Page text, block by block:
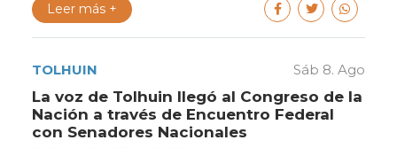
Leer más +
TOLHUIN Sáb 8. Ago
La voz de Tolhuin llegó al Congreso de la
Nación a través de Encuentro Federal
con Senadores Nacionales